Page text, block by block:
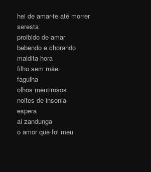
hei de amar-te até morrer
seresta
proibido de amar
bebendo e chorando
maldita hora
filho sem mãe
fagulha
olhos mentirosos
noites de insonia
espera
ai zandunga
o amor que foi meu